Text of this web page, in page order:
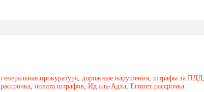
генеральная прокуратура дорожные нарушения штрафы за ПДД
рассрочка оплата штрафов Ид аль-Адха Египет рассрочка